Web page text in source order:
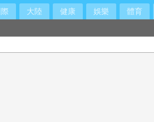
際 大陸 健康 娛樂 體育